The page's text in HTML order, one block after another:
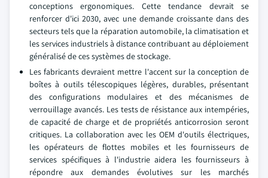
conceptions ergonomiques. Cette tendance devrait se
renforcer d'ici 2030, avec une demande croissante dans des
secteurs tels que la réparation automobile, la climatisation et
les services industriels à distance contribuant au déploiement
généralisé de ces systèmes de stockage.
Les fabricants devraient mettre l'accent sur la conception de
boîtes à outils télescopiques légères, durables, présentant
des configurations modulaires et des mécanismes de
verrouillage avancés. Les tests de résistance aux intempéries,
de capacité de charge et de propriétés anticorrosion seront
critiques. La collaboration avec les OEM d'outils électriques,
les opérateurs de flottes mobiles et les fournisseurs de
services spécifiques à l'industrie aidera les fournisseurs à
répondre aux demandes évolutives sur les marchés